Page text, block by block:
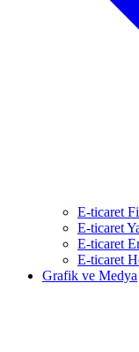
E-ticaret
E-ticaret
E-ticaret
E-ticaret
Grafik ve Medya